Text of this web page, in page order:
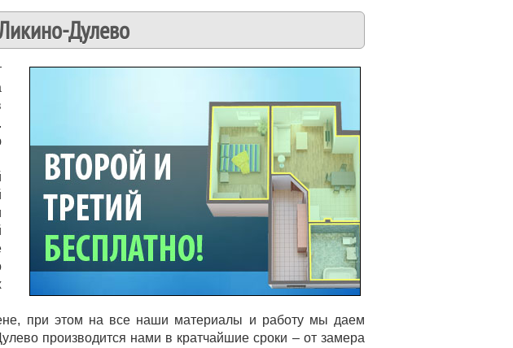
Дулево
при этом на все наши материалы и работу мы даем
производится нами в кратчайшие сроки – от замера